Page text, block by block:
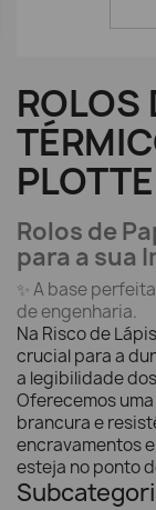
ROLOS
Rolos de
para a sua
✨ A base
de engenharia.
Na Risco de
crucial para a
a legibilidade
Oferecemos
brancura e
encravamentos
esteja no ponto